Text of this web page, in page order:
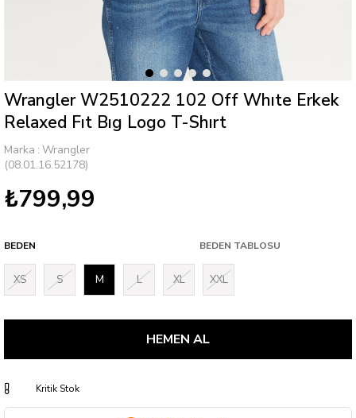
Wrangler W2510222 102 Off Whıte Erkek
Relaxed Fıt Bıg Logo T-Shırt
Marka : Wrangler
(08.01.16.52178)
₺799,99
BEDEN BEDEN TABLOSU
XS S M L XL XXL
Kritik Stok